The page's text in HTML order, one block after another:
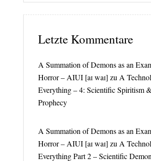
Letzte Kommentare
A Summation of Demons as an
Horror – AIUI [aɪ waɪ] zu A
Everything – 4: Scientific Spiritism
Prophecy
A Summation of Demons as an
Horror – AIUI [aɪ waɪ] zu A
Everything Part 2 – Scientific